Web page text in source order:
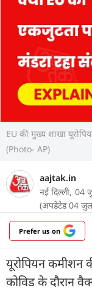
EU की मुख्य शाखा
(Photo- AP)
aajtak.in
नई दिल्ली, 04
(अपडेटेड 04
Prefer us on
यूरोपियन कमीशन
कोविड के दौरान